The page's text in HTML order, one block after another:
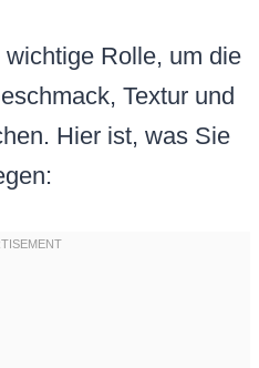
Rolle, um die
Textur und
Hier ist, was Sie